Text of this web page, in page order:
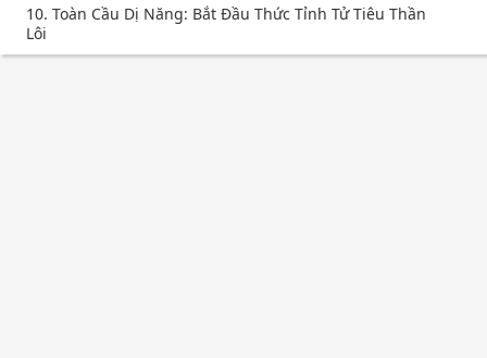
10. Toàn Cầu Dị Năng: Bắt Đầu Thức Tỉnh Tử Tiêu Thần
Lôi